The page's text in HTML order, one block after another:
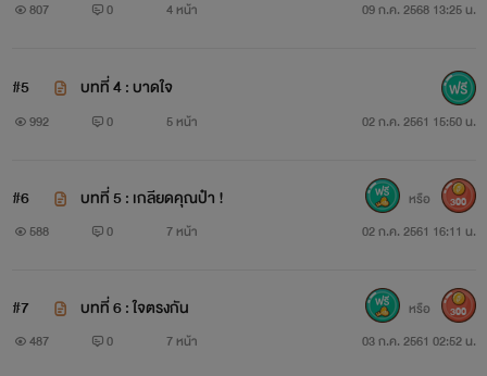
807 0 4 หน้า 09 ก.ค. 2568 13:25 น.
#5 บทที่ 4 : บาดใจ
992 0 5 หน้า 02 ก.ค. 2561 15:50 น.
#6 บทที่ 5 : เกลียดคุณป๋า !
588 0 7 หน้า 02 ก.ค. 2561 16:11 น.
หรือ 300
#7 บทที่ 6 : ใจตรงกัน
487 0 7 หน้า 03 ก.ค. 2561 02:52 น.
หรือ 300